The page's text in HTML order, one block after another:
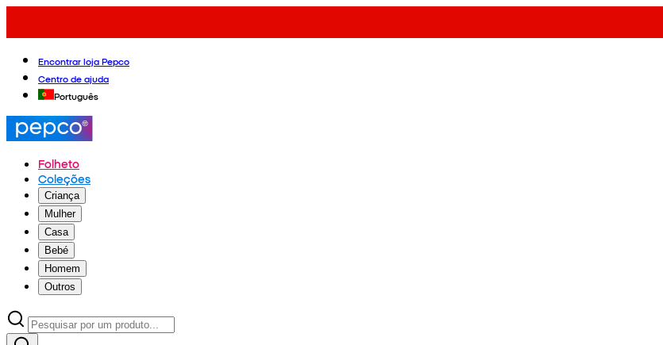
Encontrar loja Pepco
Centro de ajuda
Português
Folheto
Coleções
Criança
Mulher
Casa
Bebé
Homem
Outros